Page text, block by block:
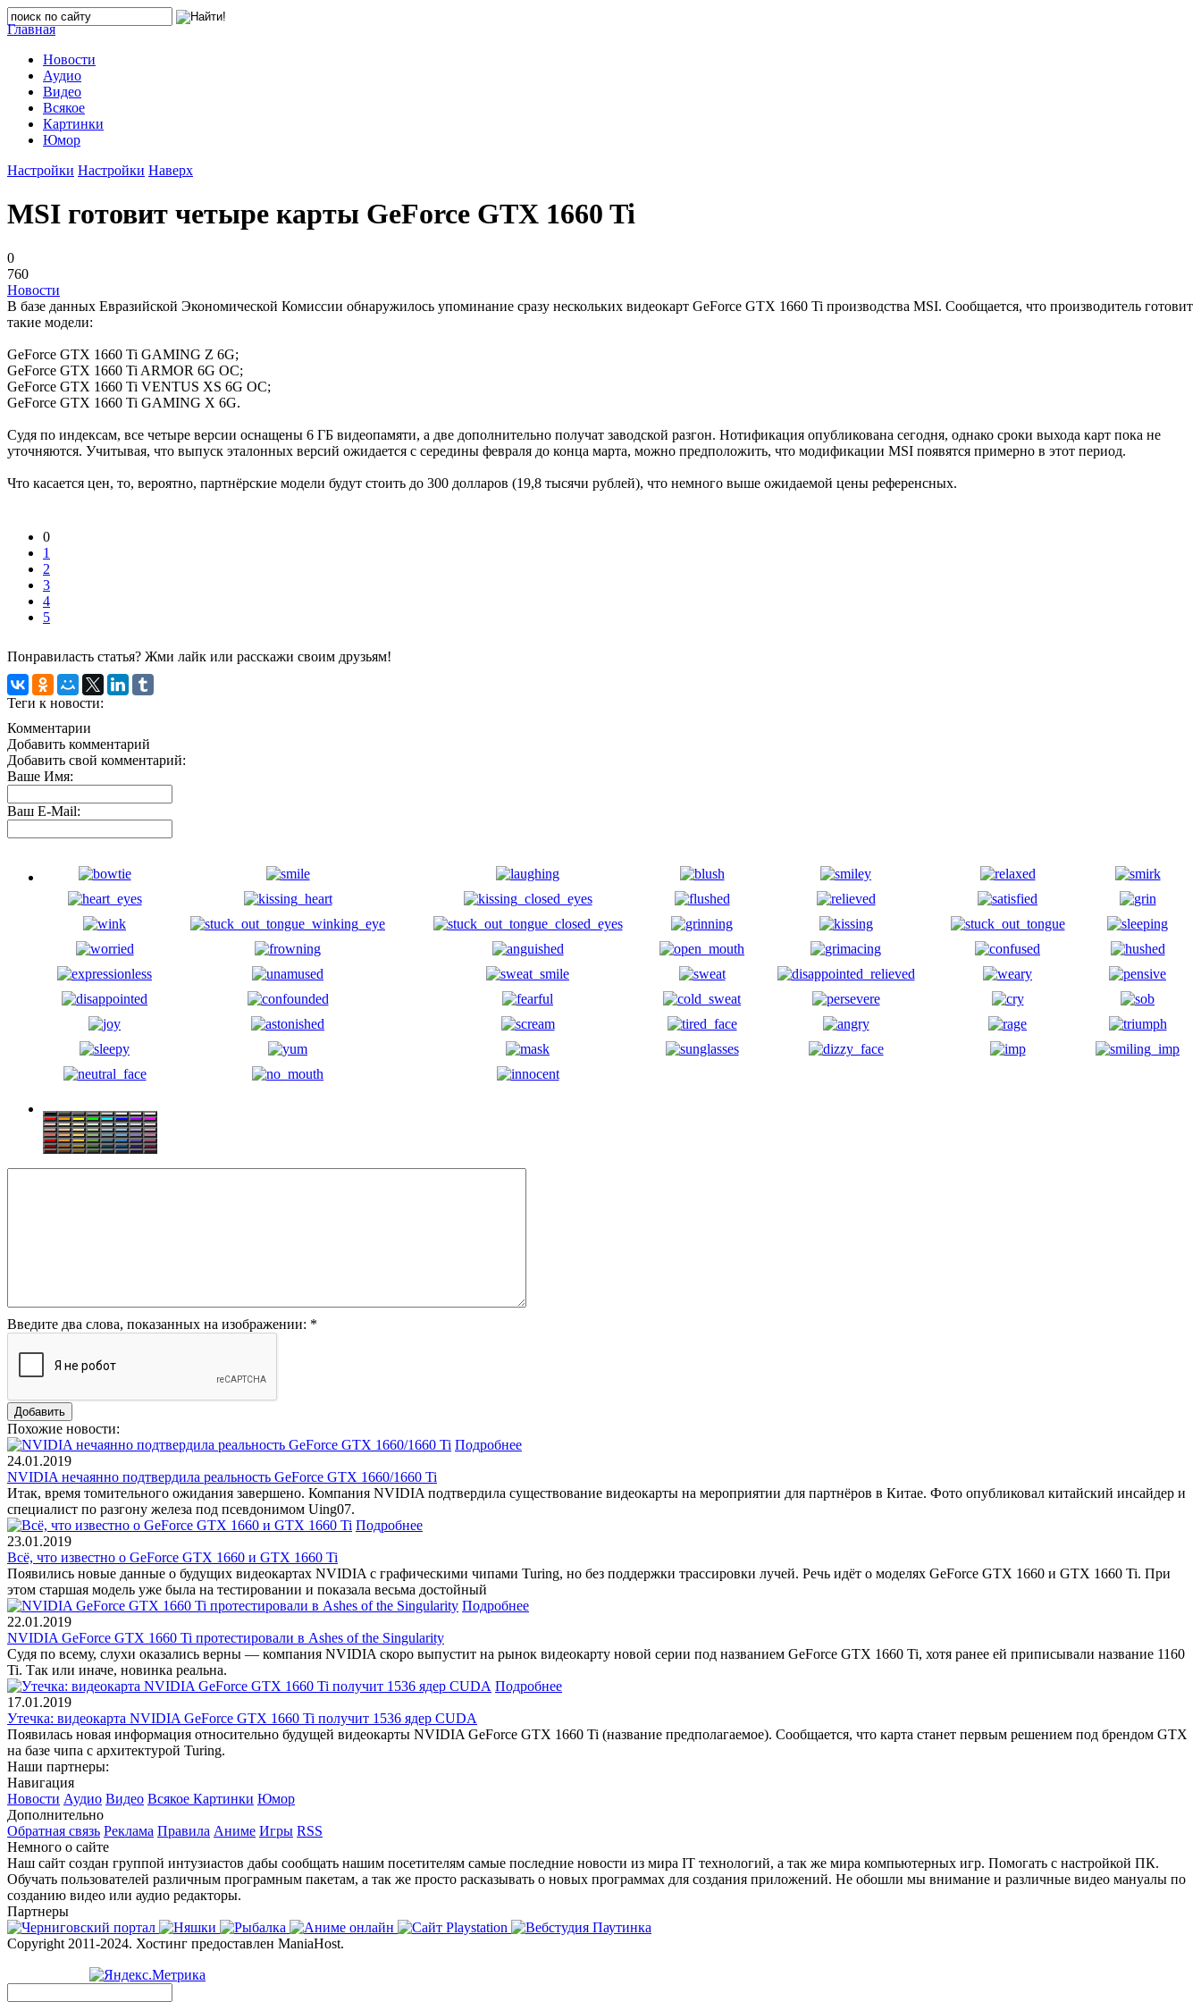
Главная
Новости
Аудио
Видео
Всякое
Картинки
Юмор
Настройки Настройки Наверх
MSI готовит четыре карты GeForce GTX 1660 Ti
0
760
Новости
В базе данных Евразийской Экономической Комиссии обнаружилось упоминание сразу нескольких видеокарт GeForce GTX 1660 Ti производства MSI. Сообщается, что производитель готовит
такие модели:
GeForce GTX 1660 Ti GAMING Z 6G;
GeForce GTX 1660 Ti ARMOR 6G OC;
GeForce GTX 1660 Ti VENTUS XS 6G OC;
GeForce GTX 1660 Ti GAMING X 6G.
Судя по индексам, все четыре версии оснащены 6 ГБ видеопамяти, а две дополнительно получат заводской разгон. Нотификация опубликована сегодня, однако сроки выхода карт пока не
уточняются. Учитывая, что выпуск эталонных версий ожидается с середины февраля до конца марта, можно предположить, что модификации MSI появятся примерно в этот период.
Что касается цен, то, вероятно, партнёрские модели будут стоить до 300 долларов (19,8 тысячи рублей), что немного выше ожидаемой цены референсных.
0
1
2
3
4
5
Понравиласть статья? Жми лайк или расскажи своим друзьям!
Теги к новости:
Комментарии
Добавить комментарий
Добавить свой комментарий:
Ваше Имя:
Ваш E-Mail:
Введите два слова, показанных на изображении: *
Похожие новости:
Подробнее
24.01.2019
NVIDIA нечаянно подтвердила реальность GeForce GTX 1660/1660 Ti
Итак, время томительного ожидания завершено. Компания NVIDIA подтвердила существование видеокарты на мероприятии для партнёров в Китае. Фото опубликовал китайский инсайдер и
специалист по разгону железа под псевдонимом Uing07.
Подробнее
23.01.2019
Всё, что известно о GeForce GTX 1660 и GTX 1660 Ti
Появились новые данные о будущих видеокартах NVIDIA с графическими чипами Turing, но без поддержки трассировки лучей. Речь идёт о моделях GeForce GTX 1660 и GTX 1660 Ti. При
этом старшая модель уже была на тестировании и показала весьма достойный
Подробнее
22.01.2019
NVIDIA GeForce GTX 1660 Ti протестировали в Ashes of the Singularity
Судя по всему, слухи оказались верны — компания NVIDIA скоро выпустит на рынок видеокарту новой серии под названием GeForce GTX 1660 Ti, хотя ранее ей приписывали название 1160
Ti. Так или иначе, новинка реальна.
Подробнее
17.01.2019
Утечка: видеокарта NVIDIA GeForce GTX 1660 Ti получит 1536 ядер CUDA
Появилась новая информация относительно будущей видеокарты NVIDIA GeForce GTX 1660 Ti (название предполагаемое). Сообщается, что карта станет первым решением под брендом GTX
на базе чипа с архитектурой Turing.
Наши партнеры:
Навигация
Новости Аудио Видео Всякое Картинки Юмор
Дополнительно
Обратная связь Реклама Правила Аниме Игры RSS
Немного о сайте
Наш сайт создан группой интузиастов дабы сообщать нашим посетителям самые последние новости из мира IT технологий, а так же мира компьютерных игр. Помогать с настройкой ПК.
Обучать пользователей различным програмным пакетам, а так же просто расказывать о новых программах для создания приложений. Не обошли мы внимание и различные видео мануалы по
созданию видео или аудио редакторы.
Партнеры
Copyright 2011-2024. Хостинг предоставлен ManiaHost.